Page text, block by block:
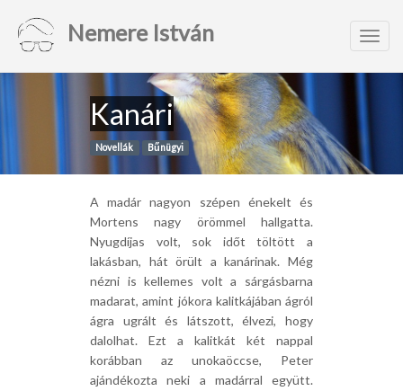
Nemere István
Kanári
Novellák Bűnügyi
A madár nagyon szépen énekelt és
Mortens nagy örömmel hallgatta.
Nyugdíjas volt, sok időt töltött a
lakásban, hát örült a kanárinak. Még
nézni is kellemes volt a sárgásbarna
madarat, amint jókora kalitkájában ágról
ágra ugrált és látszott, élvezi, hogy
dalolhat. Ezt a kalitkát két nappal
korábban az unokaöccse, Peter
ajándékozta neki a madárral együtt.